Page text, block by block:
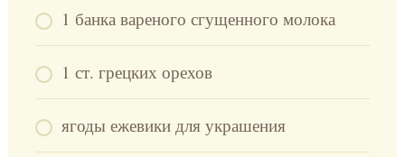
1 банка вареного сгущенного молока
1 ст. грецких орехов
ягоды ежевики для украшения